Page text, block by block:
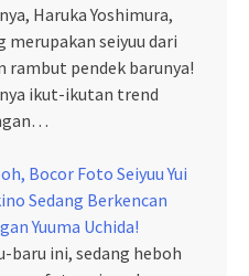
Haruka Yoshimura,
merupakan seiyuu dari
rambut pendek barunya!
ikut-ikutan trend
Bocor Foto Seiyuu Yui
Sedang Berkencan
Yuuma Uchida!
baru ini, sedang heboh